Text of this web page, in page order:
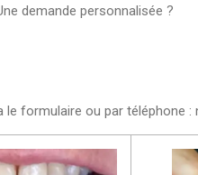
demande personnalisée ?
le formulaire ou par téléphone